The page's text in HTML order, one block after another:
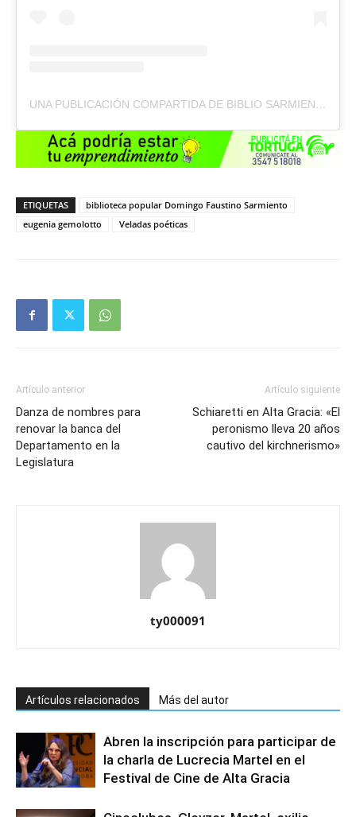
UNA PUBLICACIÓN COMPARTIDA DE BIBLIO SARMIENTO AG (@BIBLIOPOPULARSARMIENTOAG)
ETIQUETAS
biblioteca popular Domingo Faustino Sarmiento
eugenia gemolotto
Veladas poéticas
Artículo anterior
Danza de nombres para
renovar la banca del
Departamento en la
Legislatura
Artículo siguiente
Schiaretti en Alta Gracia: «El
peronismo lleva 20 años
cautivo del kirchnerismo»
ty000091
Artículos relacionados Más del autor
Abren la inscripción para participar de
la charla de Lucrecia Martel en el
Festival de Cine de Alta Gracia